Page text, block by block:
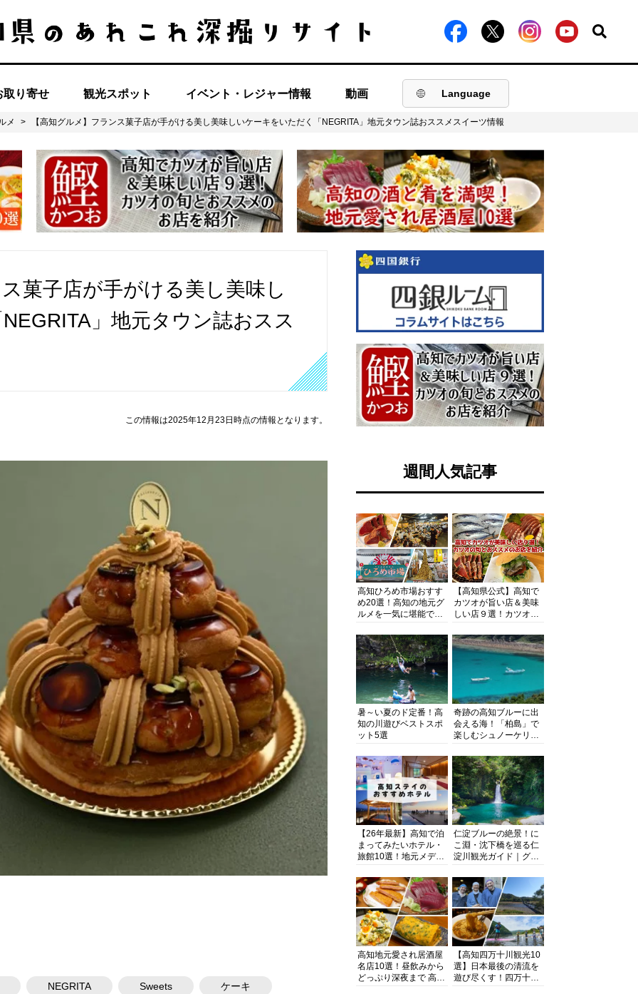
取り寄せ 観光スポット イベント・レジャー情報 動画 Language
メ > 【高知グルメ】フランス菓子店が手がける美し美味しいケーキをいただく「NEGRITA」地元タウン誌おススメスイーツ情報
菓子店が手がける美し美味し
」地元タウン誌おスス
この情報は2025年12月23日時点の情報となります。
NEGRITA Sweets ケーキ
週間人気記事
高知ひろめ市場おすす
め20選！高知の地元グ
ルメを一気に堪能でき
底解剖
【高知県公式】高知で
カツオが旨い店＆美味
しい店９選！カツオの
紹介
暑～い夏のド定番！高
知の川遊びベストスポ
ット5選
奇跡の高知ブルーに出
会える海！「柏島」で
楽しむシュノーケリン
浴にキャンプまで透明
度抜群の海の楽園を徹
底紹介
【26年最新】高知で泊
まってみたいホテル・
旅館10選！地元メディ
厳選
仁淀ブルーの絶景！に
こ淵・沈下橋を巡る仁
淀川観光ガイド｜グル
まで完全網羅！
高知地元愛され居酒屋
名店10選！昼飲みから
どっぷり深夜まで 高知
【高知四万十川観光10
選】日本最後の清流を
遊び尽くす！四万十川